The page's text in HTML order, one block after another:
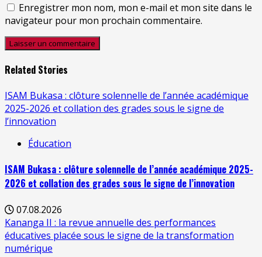
Enregistrer mon nom, mon e-mail et mon site dans le
navigateur pour mon prochain commentaire.
Related Stories
ISAM Bukasa : clôture solennelle de l’année académique
2025-2026 et collation des grades sous le signe de
l’innovation
Éducation
ISAM Bukasa : clôture solennelle de l’année académique 2025-
2026 et collation des grades sous le signe de l’innovation
07.08.2026
Kananga II : la revue annuelle des performances
éducatives placée sous le signe de la transformation
numérique